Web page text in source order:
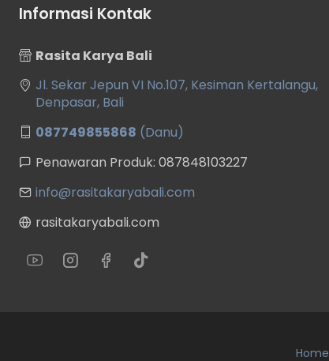
Informasi Kontak
Rasita Karya Bali
Jl. Sekar Jepun VI No.107, Kesiman Kertalangu,
Denpasar, Bali
087749855868 (Danu)
Penawaran Produk: 087848103227
info@rasitakaryabali.com
rasitakaryabali.com
Home